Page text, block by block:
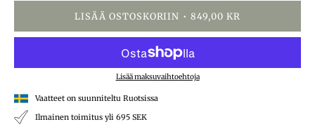
LISÄÄ OSTOSKORIIN 849,00 KR
Lisää maksuvaihtoehtoja
Vaatteet on suunniteltu Ruotsissa
Ilmainen toimitus yli 695 SEK